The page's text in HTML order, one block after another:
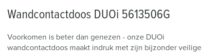
Wandcontactdoos DUOi 5613506G
Voorkomen is beter dan genezen - onze DUOi
wandcontactdoos maakt indruk met zijn bijzonder veilige